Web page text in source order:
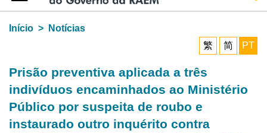
Índice
Início
Notícias
繁
简 PT
Prisão preventiva aplicada a três
indivíduos encaminhados ao Ministério
Público por suspeita de roubo e
instaurado outro inquérito contra